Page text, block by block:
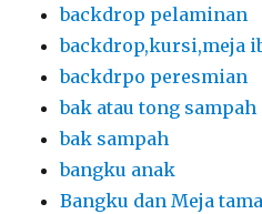
backdrop pelaminan
backdrop,kursi,meja
backdrpo peresmian
bak atau tong sampah
bak sampah
bangku anak
Bangku dan Meja